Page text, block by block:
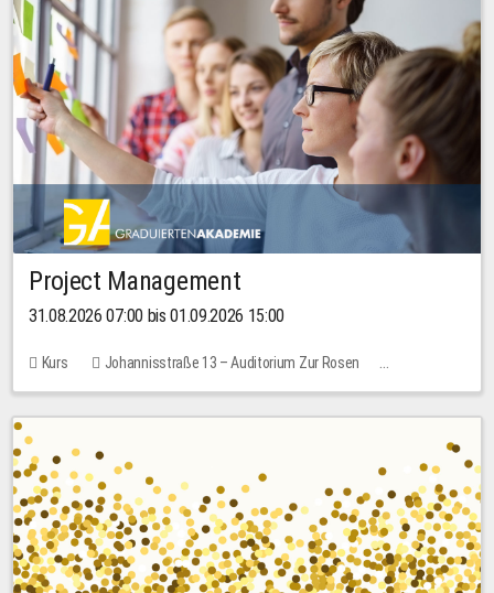
Project Management
31.08.2026 07:00 bis 01.09.2026 15:00
Kurs
Johannisstraße 13 – Auditorium Zur Rosen
Keine freien Plätze
30,00 EUR